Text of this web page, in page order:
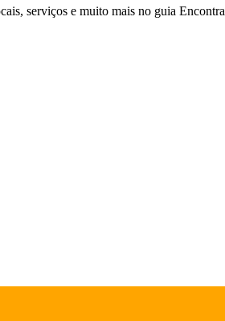
serviços e muito mais no guia